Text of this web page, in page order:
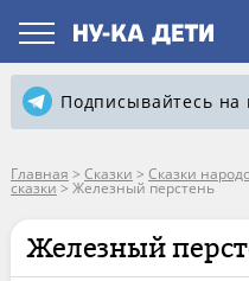
Подписывайтесь
Главная > Сказки > Сказки
сказки>Железный перстень
Железный